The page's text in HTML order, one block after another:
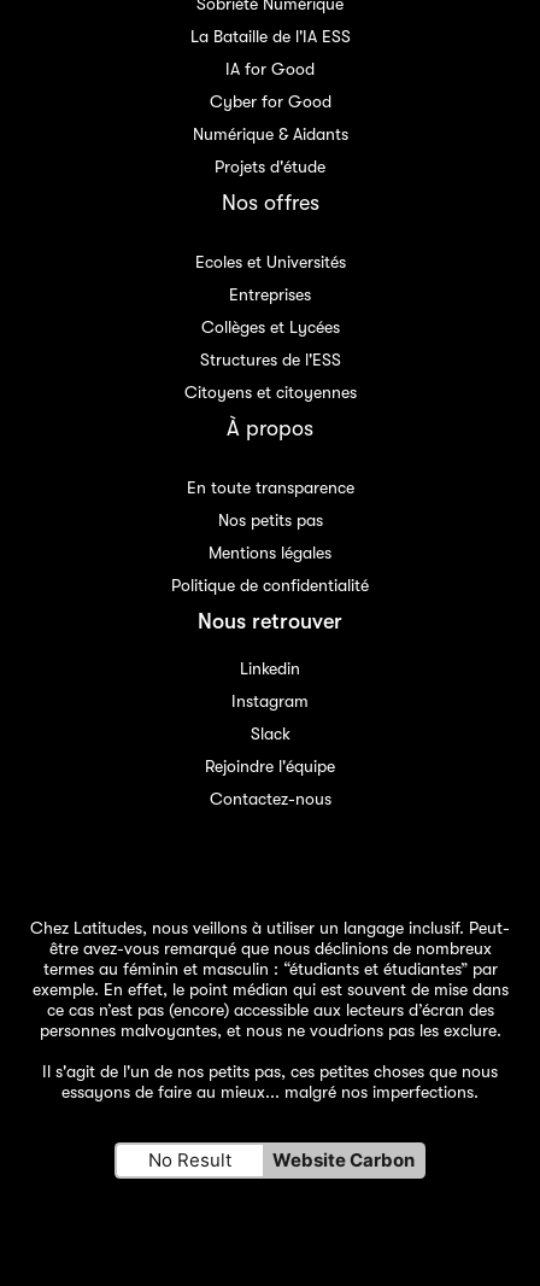
La Bataille de l'IA ESS
IA for Good
Cyber for Good
Numérique & Aidants
Projets d'étude
Nos offres
Ecoles et Universités
Entreprises
Collèges et Lycées
Structures de l'ESS
Citoyens et citoyennes
À propos
En toute transparence
Nos petits pas
Mentions légales
Politique de confidentialité
Nous retrouver
Linkedin
Instagram
Slack
Rejoindre l'équipe
Contactez-nous
Chez Latitudes, nous veillons à utiliser un langage inclusif. Peut-
être avez-vous remarqué que nous déclinions de nombreux
termes au féminin et masculin : “étudiants et étudiantes” par
exemple. En effet, le point médian qui est souvent de mise dans
ce cas n’est pas (encore) accessible aux lecteurs d’écran des
personnes malvoyantes, et nous ne voudrions pas les exclure.
Il s'agit de l'un de nos petits pas, ces petites choses que nous
essayons de faire au mieux... malgré nos imperfections.
No Result Website Carbon